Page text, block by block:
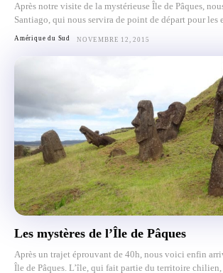
Après notre visite de la mystérieuse Île de Pâques,
Santiago, qui nous servira de point de départ pour les
Amérique du Sud NOVEMBRE 12, 2015
Les mystères de l’Île de Pâques
Après un trajet éprouvant de 40h, nous voici enfin
Île de Pâques. L’île, qui fait partie du territoire chilien,